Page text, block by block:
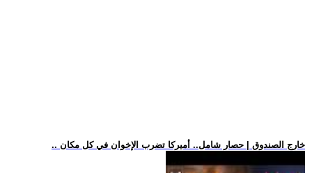
.. خارج الصندوق | حصار شامل.. أميركا تضرب الإخوان في كل مكان